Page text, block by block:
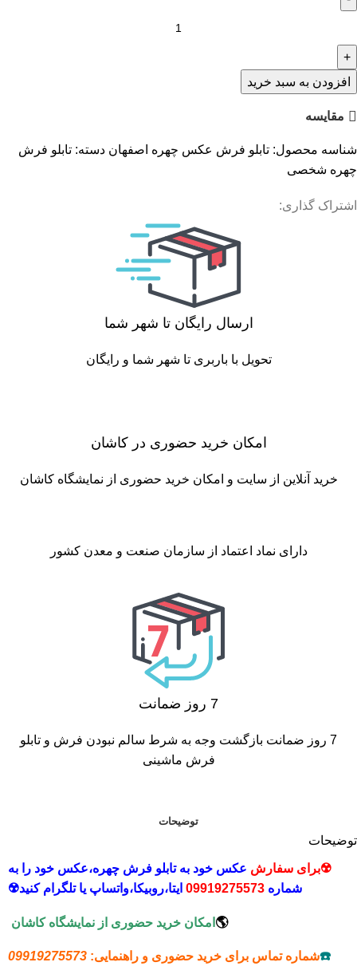
افزودن به سبد خرید
مقایسه
شناسه محصول: تابلو فرش عکس چهره اصفهان دسته: تابلو فرش
چهره شخصی
اشتراک گذاری:
ارسال رایگان تا شهر شما
تحویل با باربری تا شهر شما و رایگان
امکان خرید حضوری در کاشان
خرید آنلاین از سایت و امکان خرید حضوری از نمایشگاه کاشان
دارای نماد اعتماد از سازمان صنعت و معدن کشور
7 روز ضمانت
7 روز ضمانت بازگشت وجه به شرط سالم نبودن فرش و تابلو
فرش ماشینی
توضیحات
توضیحات
☢️برای سفارش عکس خود به تابلو فرش چهره،عکس خود را به
شماره 09919275573 ایتا،روبیکا،واتساپ یا تلگرام کنید☢️
🌎 امکان خرید حضوری از نمایشگاه کاشان
☎️شماره تماس برای خرید حضوری و راهنمایی: 09919275573